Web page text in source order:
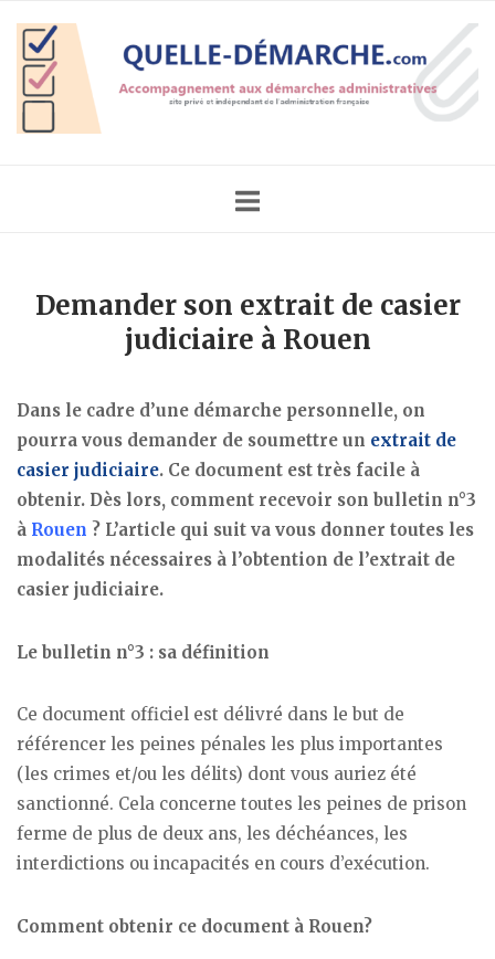
content
Home
Demander son extrait de casier
judiciaire à Rouen
Dans le cadre d’une démarche personnelle, on
pourra vous demander de soumettre un extrait de
casier judiciaire. Ce document est très facile à
obtenir. Dès lors, comment recevoir son bulletin n°3
à Rouen ? L’article qui suit va vous donner toutes les
modalités nécessaires à l’obtention de l’extrait de
casier judiciaire.
Le bulletin n°3 : sa définition
Ce document officiel est délivré dans le but de
référencer les peines pénales les plus importantes
(les crimes et/ou les délits) dont vous auriez été
sanctionné. Cela concerne toutes les peines de prison
ferme de plus de deux ans, les déchéances, les
interdictions ou incapacités en cours d’exécution.
Comment obtenir ce document à Rouen?